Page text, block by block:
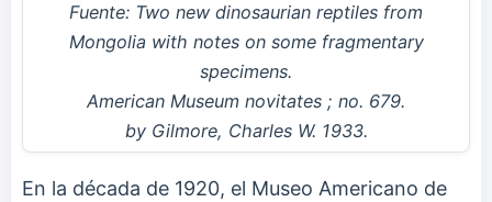
Fuente: Two new dinosaurian reptiles from
Mongolia with notes on some fragmentary
specimens.
American Museum novitates ; no. 679.
by Gilmore, Charles W. 1933.
En la década de 1920, el Museo Americano de